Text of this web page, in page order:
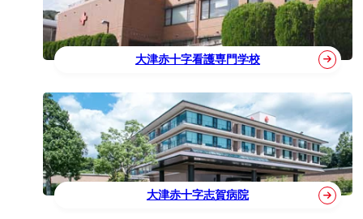
大津赤十字看護専門学校
大津赤十字志賀病院